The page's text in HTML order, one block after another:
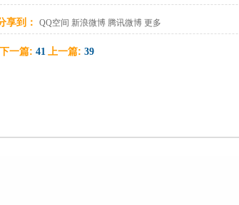
享到： QQ空间 新浪微博 腾讯微博 更多
下一篇: 41 上一篇: 39